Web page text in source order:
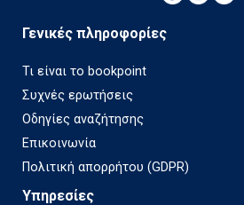
Γενικές πληροφορίες
Τι είναι το bookpoint
Συχνές ερωτήσεις
Οδηγίες αναζήτησης
Επικοινωνία
Πολιτική απορρήτου (GDPR)
Υπηρεσίες